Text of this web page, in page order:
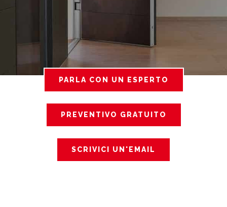
PARLA CON UN ESPERTO
PREVENTIVO GRATUITO
SCRIVICI UN'EMAIL